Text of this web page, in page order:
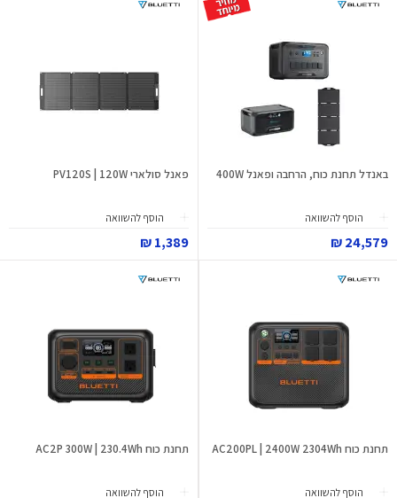
באנדל תחנת כוח, הרחבה ופאנל 400W
הוסף להשוואה
24,579 ₪
פאנל סולארי PV120S | 120W
הוסף להשוואה
1,389 ₪
תחנת כוח AC200PL | 2400W 2304Wh
הוסף להשוואה
תחנת כוח AC2P 300W | 230.4Wh
הוסף להשוואה